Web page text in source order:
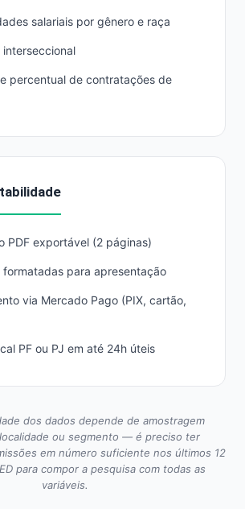
salariais por gênero e raça
interseccional
percentual de contratações de
PDF exportável (2 páginas)
formatadas para apresentação
via Mercado Pago (PIX, cartão,
PF ou PJ em até 24h úteis
dos dados depende de amostragem
ou segmento — é preciso ter
em número suficiente nos últimos 12
para compor a pesquisa com todas as
variáveis.